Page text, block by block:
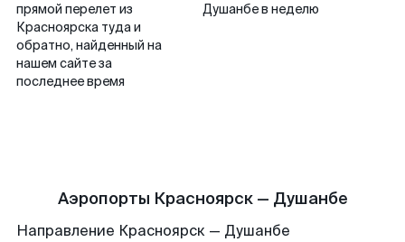
прямой перелет из
Красноярска туда и
обратно, найденный на
нашем сайте за
последнее время
Душанбе в неделю
Аэропорты Красноярск — Душанбе
Направление Красноярск — Душанбе